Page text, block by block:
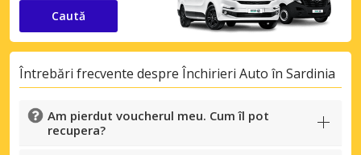
Caută
Întrebări frecvente despre Închirieri Auto în Sardinia
Am pierdut voucherul meu. Cum îl pot
recupera?